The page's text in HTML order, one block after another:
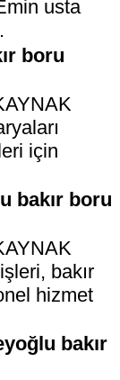
usta
boru
için
bakır boru
bakır
hizmet
bakır